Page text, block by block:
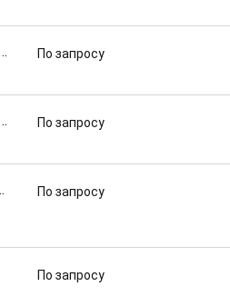
По запросу
По запросу
По запросу
По запросу